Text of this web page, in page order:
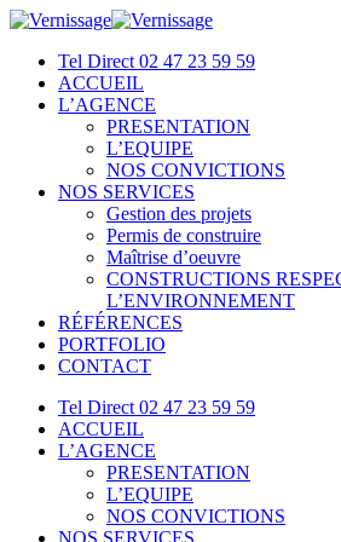
Tel Direct 02 47 23 59 59
ACCUEIL
L’AGENCE
PRESENTATION
L’EQUIPE
NOS CONVICTIONS
NOS SERVICES
Gestion des projets
Permis de construire
Maîtrise d’oeuvre
CONSTRUCTIONS
L’ENVIRONNEMENT
RÉFÉRENCES
PORTFOLIO
CONTACT
Tel Direct 02 47 23 59 59
ACCUEIL
L’AGENCE
PRESENTATION
L’EQUIPE
NOS CONVICTIONS
NOS SERVICES